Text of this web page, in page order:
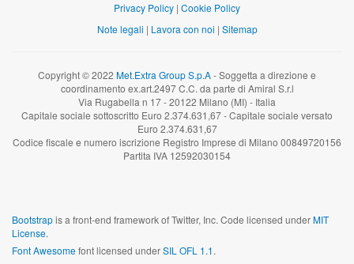
Privacy Policy | Cookie Policy
Note legali | Lavora con noi | Sitemap
Copyright © 2022 Met.Extra Group S.p.A- Soggetta a direzione e
coordinamento ex.art.2497 C.C. da parte di Amiral S.r.l
Via Rugabella n 17 - 20122 Milano (MI) - Italia
Capitale sociale sottoscritto Euro 2.374.631,67 - Capitale sociale versato
Euro 2.374.631,67
Codice fiscale e numero iscrizione Registro Imprese di Milano 00849720156
Partita IVA 12592030154
Bootstrapis a front-end framework of Twitter, Inc. Code licensed underMIT
License.
Font Awesomefont licensed underSIL OFL 1.1.